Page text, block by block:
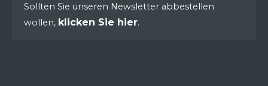
Sollten Sie unseren Newsletter abbestellen
wollen, klicken Sie hier.